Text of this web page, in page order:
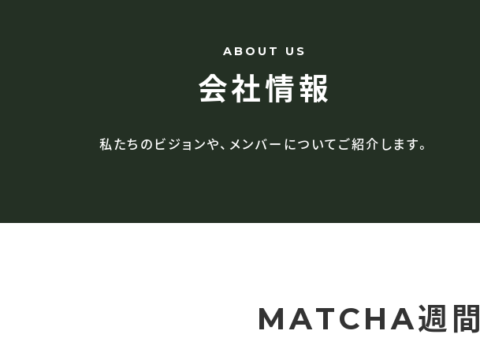
ABOUT US
会社情報
私たちのビジョンや、 メンバーについてご紹介します。
MATCHA週間